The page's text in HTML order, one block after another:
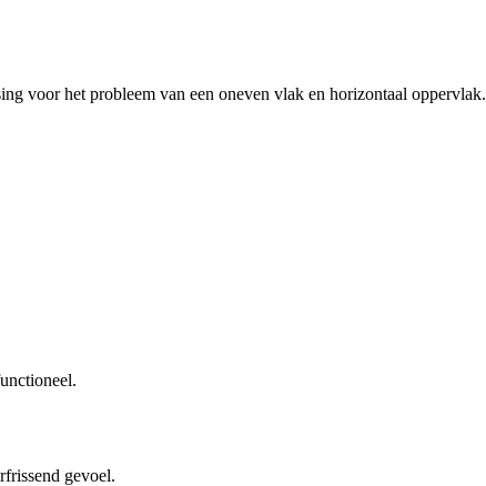
voor het probleem van een oneven vlak en horizontaal oppervlak.
gevoel.